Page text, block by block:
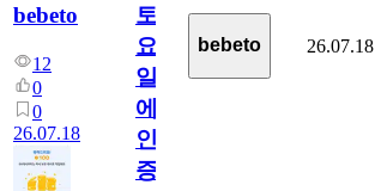
bebeto
12
0
0
26.07.18
토
요
일
에
인
증
bebeto 26.07.18